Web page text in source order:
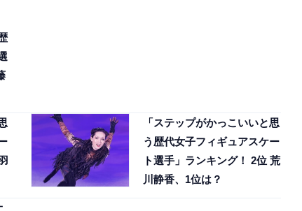
「ステップがかっこいいと思
う歴代女子フィギュアスケー
ト選手」ランキング！ 2位 荒
川静香、1位は？